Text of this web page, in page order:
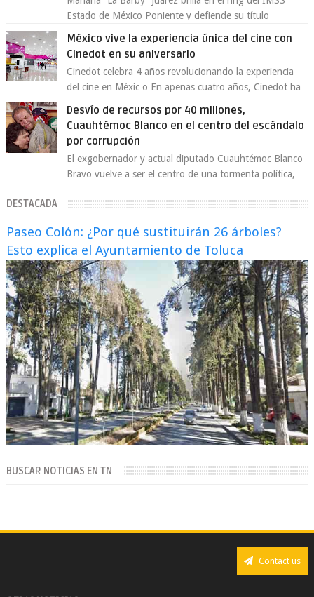
Estado de México Poniente y defiende su título
México vive la experiencia única del cine con
Cinedot en su aniversario
Cinedot celebra 4 años revolucionando la experiencia
del cine en Méxic o En apenas cuatro años, Cinedot ha
demostrado que es posible reinve...
Desvío de recursos por 40 millones,
Cuauhtémoc Blanco en el centro del escándalo
por corrupción
El exgobernador y actual diputado Cuauhtémoc Blanco
Bravo vuelve a ser el centro de una tormenta política,
DESTACADA
Paseo Colón: ¿Por qué sustituirán 26 árboles?
Esto explica el Ayuntamiento de Toluca
BUSCAR NOTICIAS EN TN
Contact us